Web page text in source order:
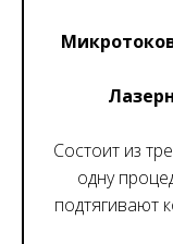
Состоит из
одну
подтягивают